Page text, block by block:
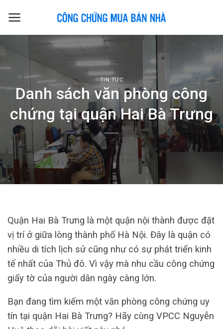
TIN TỨC
Danh sách văn phòng công
chứng tại quận Hai Bà Trưng
Quận Hai Bà Trưng là một quận nội thành được đặt
vị trí ở giữa lòng thành phố Hà Nội. Đây là quận có
nhiều di tích lịch sử cũng như có sự phát triển kinh
tế nhất của Thủ đô. Vì vậy mà nhu cầu công chứng
giấy tờ của người dân ngày càng lớn.
Bạn đang tìm kiếm một văn phòng công chứng uy
tín tại quận Hai Bà Trưng? Hãy cùng VPCC Nguyễn